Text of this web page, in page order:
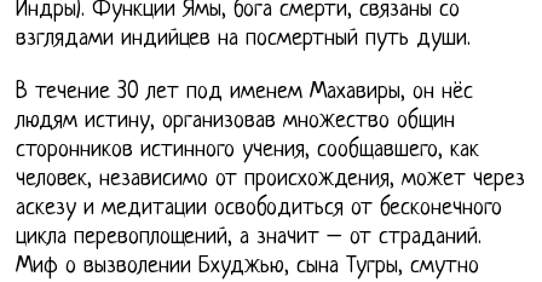
Индры). Функции Ямы, бога смерти, связаны со
взглядами индийцев на посмертный путь души.
В течение 30 лет под именем Махавиры, он нёс
людям истину, организовав множество общин
сторонников истинного учения, сообщавшего, как
человек, независимо от происхождения, может через
аскезу и медитации освободиться от бесконечного
цикла перевоплощений, а значит – от страданий.
Миф о вызволении Бхуджью, сына Тугры, смутно